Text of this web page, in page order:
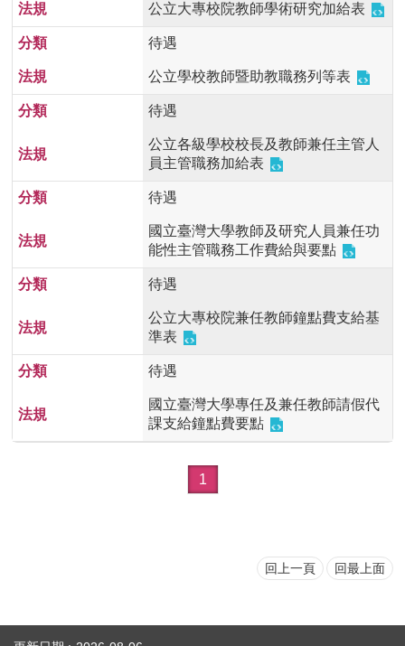
公立大專校院教師學術研究加給表
待遇
公立學校教師暨助教職務列等表
待遇
公立各級學校校長及教師兼任主管人
員主管職務加給表
待遇
國立臺灣大學教師及研究人員兼任功
能性主管職務工作費給與要點
待遇
公立大專校院兼任教師鐘點費支給基
準表
待遇
國立臺灣大學專任及兼任教師請假代
課支給鐘點費要點
1
回上一頁 回最上面